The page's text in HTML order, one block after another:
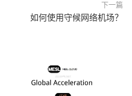
下一篇
如何使用守候网络机场？